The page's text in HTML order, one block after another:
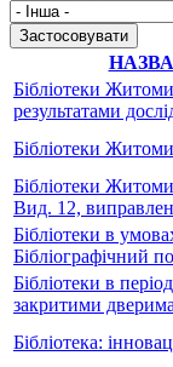
НАЗВА
Бібліотеки
результатами
Бібліотеки
Бібліотеки
Вид. 12,
Бібліотеки в
Бібліографічний
Бібліотеки в
закритими дверима
Бібліотека: